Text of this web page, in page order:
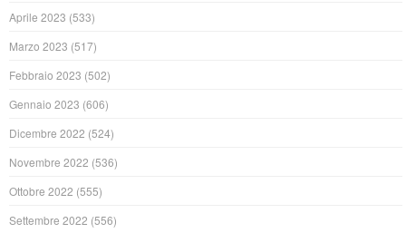
Aprile 2023 (533)
Marzo 2023 (517)
Febbraio 2023 (502)
Gennaio 2023 (606)
Dicembre 2022 (524)
Novembre 2022 (536)
Ottobre 2022 (555)
Settembre 2022 (556)